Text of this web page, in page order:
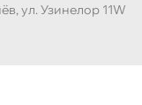
ул. Узинелор 11W